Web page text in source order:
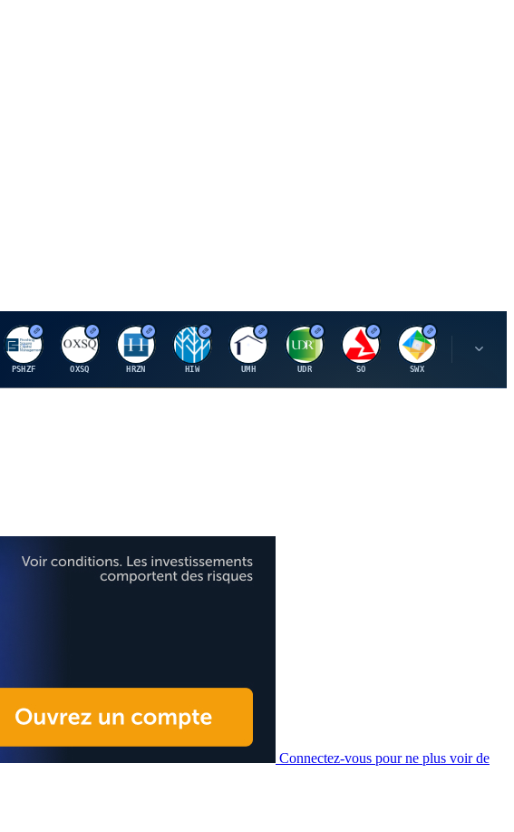
P
PSHZF
O
OXSQ
H
HRZN
H
HIW
U
UMH
U
UDR
S
SO
S
SWX
S
Connectez-vous pour ne plus voir de